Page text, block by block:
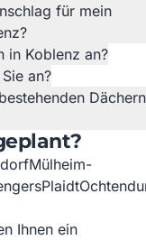
für mein
in Koblenz an?
an?
Dächern
Mülheim-
Plaidt
Ihnen ein